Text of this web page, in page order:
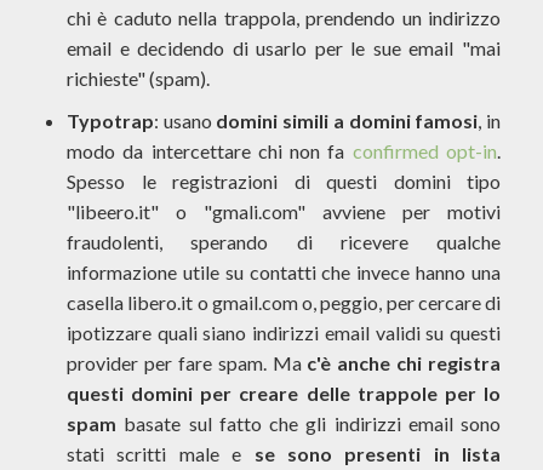
chi è caduto nella trappola, prendendo un indirizzo
email e decidendo di usarlo per le sue email "mai
richieste" (spam).
Typotrap: usano domini simili a domini famosi, in
modo da intercettare chi non fa confirmed opt-in.
Spesso le registrazioni di questi domini tipo
"libeero.it" o "gmali.com" avviene per motivi
fraudolenti, sperando di ricevere qualche
informazione utile su contatti che invece hanno una
casella libero.it o gmail.com o, peggio, per cercare di
ipotizzare quali siano indirizzi email validi su questi
provider per fare spam. Ma c'è anche chi registra
questi domini per creare delle trappole per lo
spam basate sul fatto che gli indirizzi email sono
stati scritti male e se sono presenti in lista